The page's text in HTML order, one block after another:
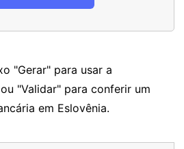
"Gerar" para usar a
"Validar" para conferir um
em Eslovênia.